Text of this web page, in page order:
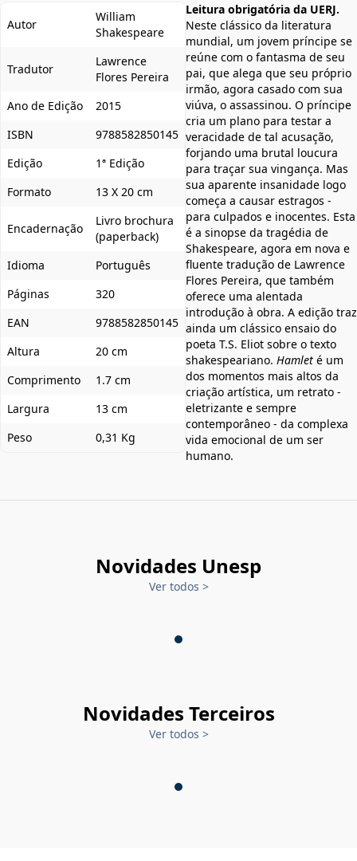
Autor
William
Shakespeare
Tradutor
Lawrence
Flores Pereira
Ano de Edição
2015
ISBN
9788582850145
Edição
1ª Edição
Formato
13 X 20 cm
Encadernação
Livro brochura
(paperback)
Idioma
Português
Páginas
320
EAN
9788582850145
Altura
20 cm
Comprimento
1.7 cm
Largura
13 cm
Peso
0,31 Kg
Leitura obrigatória da UERJ.
Neste clássico da literatura
mundial, um jovem príncipe se
reúne com o fantasma de seu
pai, que alega que seu próprio
irmão, agora casado com sua
viúva, o assassinou. O príncipe
cria um plano para testar a
veracidade de tal acusação,
forjando uma brutal loucura
para traçar sua vingança. Mas
sua aparente insanidade logo
começa a causar estragos -
para culpados e inocentes. Esta
é a sinopse da tragédia de
Shakespeare, agora em nova e
fluente tradução de Lawrence
Flores Pereira, que também
oferece uma alentada
introdução à obra. A edição traz
ainda um clássico ensaio do
poeta T.S. Eliot sobre o texto
shakespeariano. Hamlet é um
dos momentos mais altos da
criação artística, um retrato -
eletrizante e sempre
contemporâneo - da complexa
vida emocional de um ser
humano.
Novidades Unesp
Ver todos >
Novidades Terceiros
Ver todos >